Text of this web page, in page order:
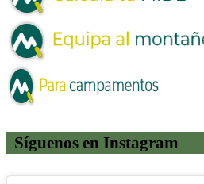
Síguenos en Instagram